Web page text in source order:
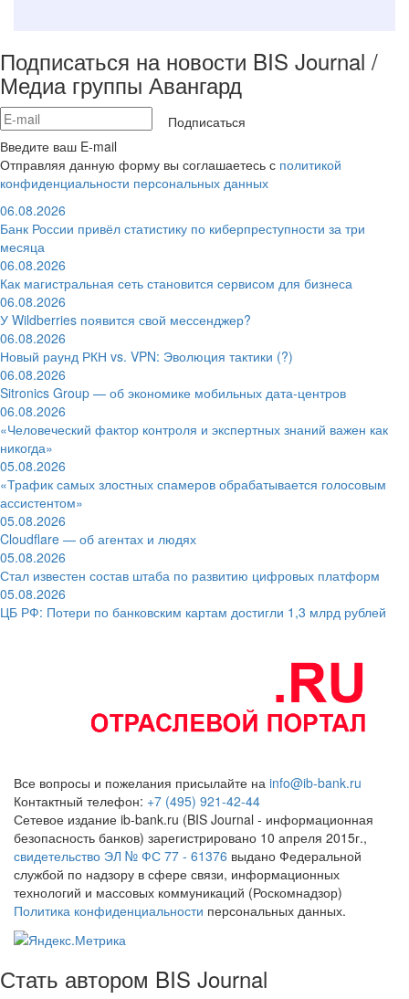
Подписаться на новости BIS Journal /
Медиа группы Авангард
Подписаться
Введите ваш E-mail
Отправляя данную форму вы соглашаетесь с политикой
конфиденциальности персональных данных
06.08.2026
Банк России привёл статистику по киберпреступности за три
месяца
06.08.2026
Как магистральная сеть становится сервисом для бизнеса
06.08.2026
У Wildberries появится свой мессенджер?
06.08.2026
Новый раунд РКН vs. VPN: Эволюция тактики (?)
06.08.2026
Sitronics Group — об экономике мобильных дата-центров
06.08.2026
«Человеческий фактор контроля и экспертных знаний важен как
никогда»
05.08.2026
«Трафик самых злостных спамеров обрабатывается голосовым
ассистентом»
05.08.2026
Cloudflare — об агентах и людях
05.08.2026
Стал известен состав штаба по развитию цифровых платформ
05.08.2026
ЦБ РФ: Потери по банковским картам достигли 1,3 млрд рублей
Все вопросы и пожелания присылайте на info@ib-bank.ru
Контактный телефон: +7 (495) 921-42-44
Сетевое издание ib-bank.ru (BIS Journal - информационная
безопасность банков) зарегистрировано 10 апреля 2015г.,
свидетельство ЭЛ № ФС 77 - 61376 выдано Федеральной
службой по надзору в сфере связи, информационных
технологий и массовых коммуникаций (Роскомнадзор)
Политика конфиденциальности персональных данных.
Стать автором BIS Journal